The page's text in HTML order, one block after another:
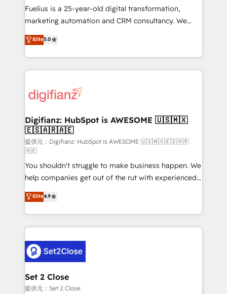
other ones listed in our profile. Our services: -
HubSpot implementation - HubSpot CMS website
is there for you to: - Grow revenue, and run your
business more efficiently - Build stronger
more people - Get the most out of your HubSpot
investment
Fuelius is a 25-year-old digital transformation,
marketing automation and CRM consultancy. We
enable mid-market and enterprise clients to
maximise their return from digital and fuel their
growth. We modernise platforms, streamline
operations that are causing inefficiencies, improve
supercharge revenue operations Key services: • CRM
Transformation / Web Development • RevOps &
Sales Consulting • Marketing Automation What
makes us different? 🚀 Top 0.5% of global HubSpot
agencies ⚙️ The strongest technical ability and
integration capabilities 💼 Consultative, long-term
partners who will embed ourselves into your
business, processes and systems 🏢 We specialise in
working with mid-market and enterprise
organisations, global organisations and those with
complex use cases 🏆 CRM Implementation,
Platform Enablement, Custom Integration and
Onboarding Accredited 🔐 ISO27001 & ISO9001
Certified
Elite5.0
Digifianz: HubSpot is AWESOME 🇺🇸🇲🇽
🇪🇸🇦🇷🇦🇪
提供元：Digifianz: HubSpot is AWESOME 🇺🇸🇲🇽🇪🇸🇦🇷
🇦🇪
You shouldn't struggle to make business happen. We
help companies get out of the rut with experienced,
process-oriented teams implementing HubSpot
Marketing, Sales, Service, CMS and Operations Hub,
so selling and actually engaging with your customers
feels easy and pain-free. We are a top ranked
and Customer First Awards, 4.9/5 rating in HubSpot
Reviews and 4.9/5 rating in Clutch Reviews. Digifianz
helps the following industries: logistics & 3PL, home
improvement & construction, branding and
Elite4.9
Set 2 Close
提供元：Set 2 Close